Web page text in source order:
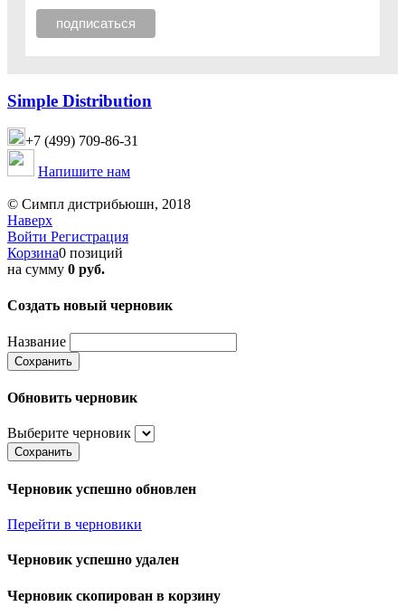
Simple Distribution
+7 (499) 709-86-31
Напишите нам
© Симпл дистрибьюшн, 2018
Наверх
Войти Регистрация
Корзина0 позиций
на сумму 0 руб.
Создать новый черновик
Название
Сохранить
Обновить черновик
Выберите черновик
Сохранить
Черновик успешно обновлен
Перейти в черновики
Черновик успешно удален
Черновик скопирован в корзину